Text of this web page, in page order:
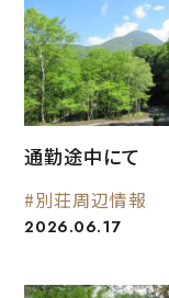
通勤途中にて
#別荘周辺情報
2026.06.17